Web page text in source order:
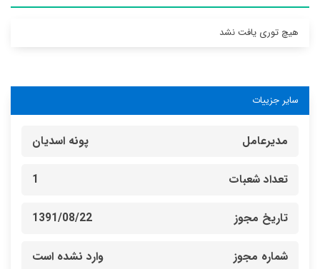
هیچ توری یافت نشد
سایر جزییات
مدیرعامل پونه اسدیان
تعداد شعبات 1
تاریخ مجوز 1391/08/22
شماره مجوز وارد نشده است